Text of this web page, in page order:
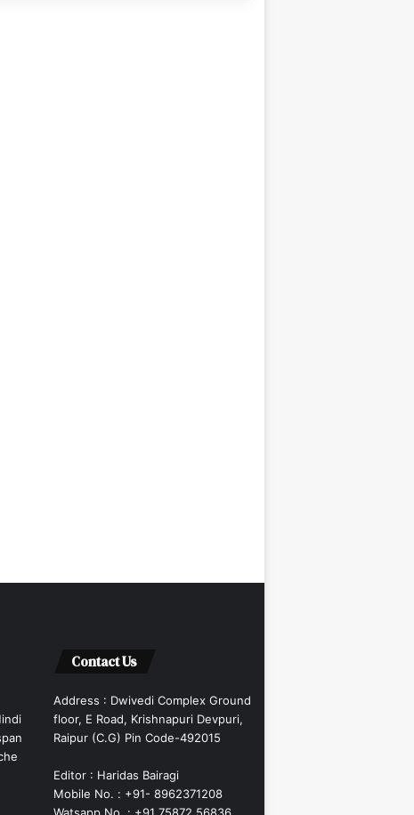
Contact Us
Address : Dwivedi Complex Ground
floor, E Road, Krishnapuri Devpuri,
Raipur (C.G) Pin Code-492015
Editor : Haridas Bairagi
Mobile No. : +91- 8962371208